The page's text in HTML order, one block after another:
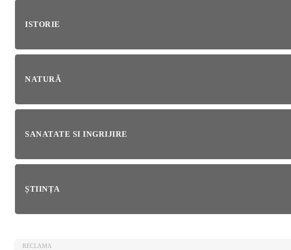
ISTORIE
NATURĂ
SANATATE SI INGRIJIRE
ȘTIINȚA
RECLAMA
blocat?Afla cum îl poti
debloca
Află de ce se întâmplă